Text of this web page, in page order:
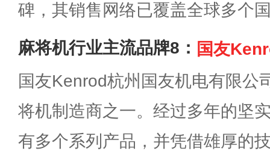
碑，其销售网络已覆盖全球多个
麻将机行业主流品牌8： 国友
国友Kenrod杭州国友机电有限公
将机制造商之一。经过多年的坚
有多个系列产品，并凭借雄厚的